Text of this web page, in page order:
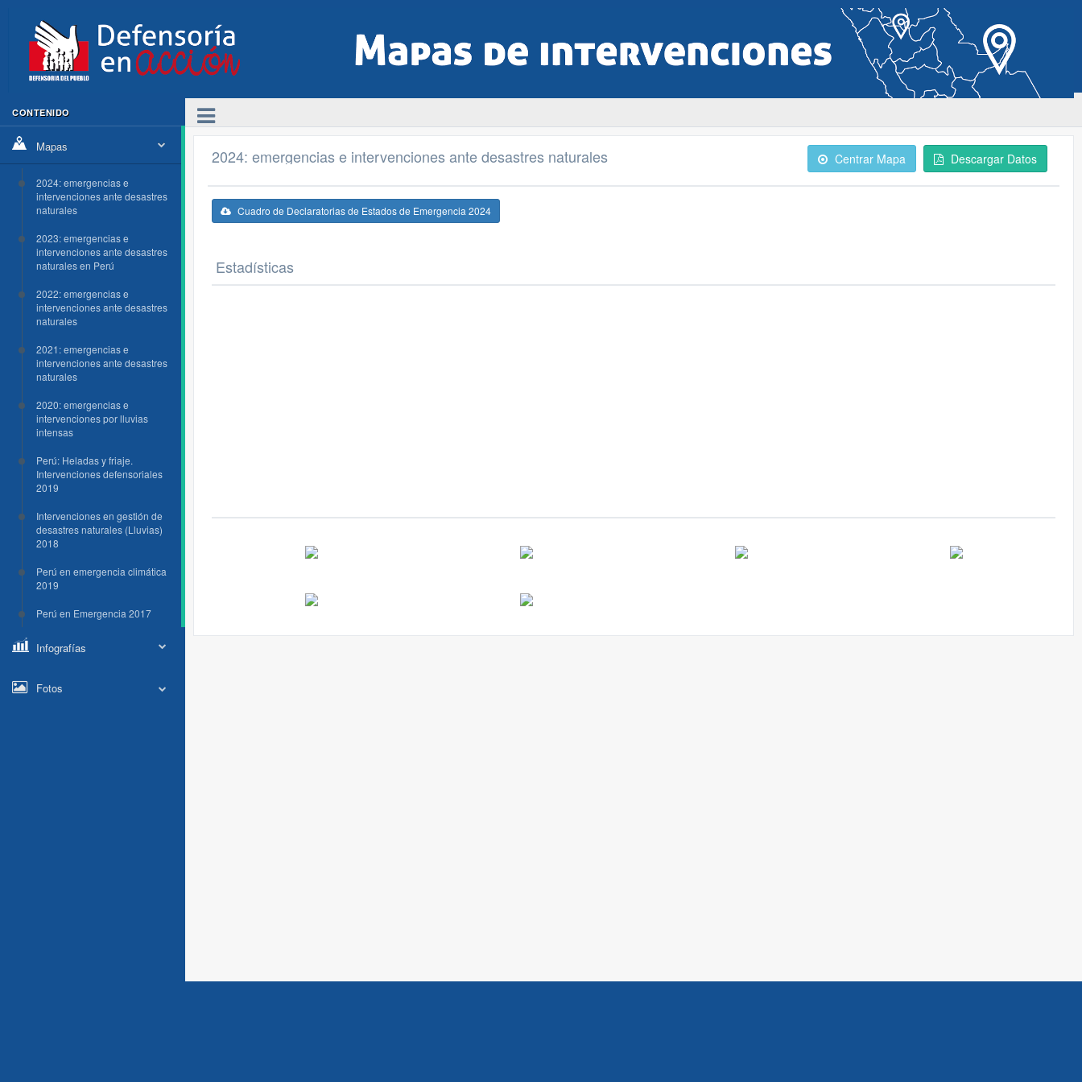
CONTENIDO
Mapas
2024: emergencias e
intervenciones ante desastres
naturales
2023: emergencias e
intervenciones ante desastres
naturales en Perú
2022: emergencias e
intervenciones ante desastres
naturales
2021: emergencias e
intervenciones ante desastres
naturales
2020: emergencias e
intervenciones por lluvias
intensas
Perú: Heladas y friaje.
Intervenciones defensoriales
2019
Intervenciones en gestión de
desastres naturales (Lluvias)
2018
Perú en emergencia climática
2019
Perú en Emergencia 2017
Infografías
Fotos
2024: emergencias e intervenciones ante desastres naturales Centrar Mapa Descargar Datos
Cuadro de Declaratorias de Estados de Emergencia 2024
Estadísticas